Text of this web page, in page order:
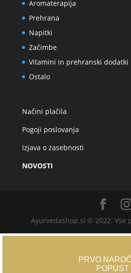
Aromaterapija
Prehrana
Napitki
Začimbe
Vitamini in prehranski dodatki
Ostalo
Načini plačila
Pogoji poslovanja
Izjava o zasebnosti
NOVOSTI
Ayurvedashop.si © 2022. Vse
PRVO
POPUST